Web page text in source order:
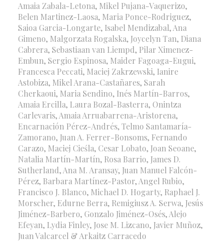
Amaia Zabala-Letona, Mikel Pujana-Vaquerizo,
Belen Martinez-Laosa, Maria Ponce-Rodriguez,
Saioa Garcia-Longarte, Isabel Mendizabal, Ana
Gimeno, Malgorzata Rogalska, Joycelyn Tan, Diana
Cabrera, Sebastiaan van Liempd, Pilar Ximenez-
Embun, Sergio Espinosa, Maider Fagoaga-Eugui,
Francesca Peccati, Maciej Zakrzewski, Ianire
Astobiza, Mikel Arana-Castañares, Sarah
Cherkaoui, Maria Sendino, Inés Martín-Barros,
Amaia Ercilla, Laura Bozal-Basterra, Onintza
Carlevaris, Amaia Arruabarrena-Aristorena,
Encarnación Pérez-Andrés, Telmo Santamaría-
Zamorano, Juan A. Ferrer-Bonsoms, Fernando
Carazo, Maciej Cieśla, Cesar Lobato, Joan Seoane,
Natalia Martín-Martín, Rosa Barrio, James D.
Sutherland, Ana M. Aransay, Juan Manuel Falcón-
Pérez, Barbara Martínez-Pastor, Angel Rubio,
Francisco J. Blanco, Michael D. Hogarty, Raphael J.
Morscher, Edurne Berra, Remigiusz A. Serwa, Jesús
Jiménez-Barbero, Gonzalo Jiménez-Osés, Alejo
Efeyan, Lydia Finley, Jose M. Lizcano, Javier Muñoz,
Juan Valcarcel & Arkaitz Carracedo